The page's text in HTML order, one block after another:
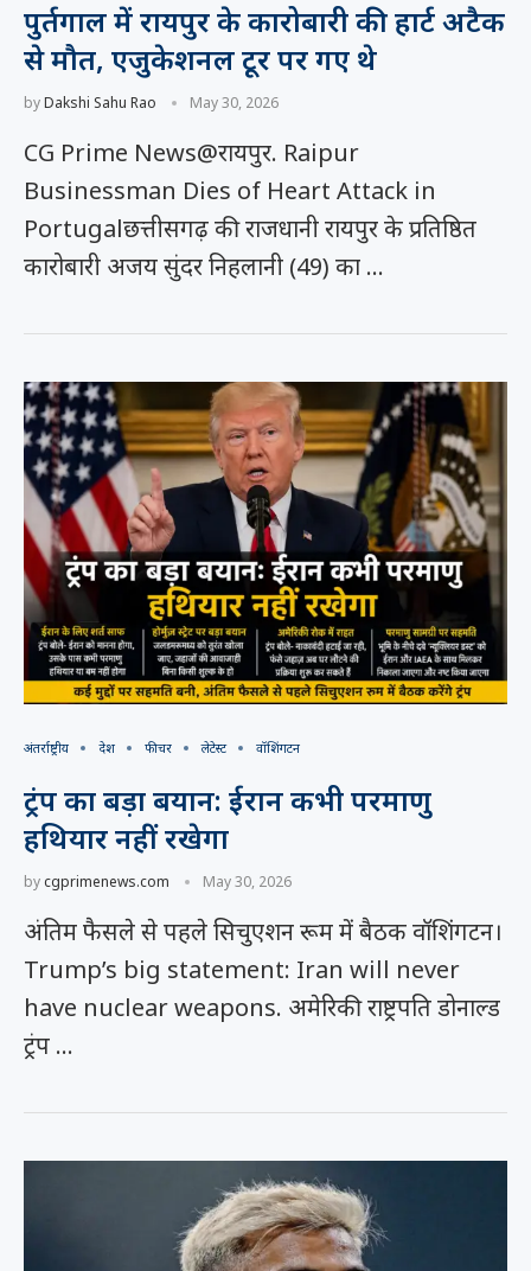
पुर्तगाल में रायपुर के कारोबारी की हार्ट अटैक
से मौत, एजुकेशनल टूर पर गए थे
byDakshi Sahu Rao May 30, 2026
CG Prime News@रायपुर. Raipur
Businessman Dies of Heart Attack in
Portugalछत्तीसगढ़ की राजधानी रायपुर के प्रतिष्ठित
कारोबारी अजय सुंदर निहलानी (49) का …
अंतर्राष्ट्रीय देश फीचर लेटेस्ट वॉशिंगटन
ट्रंप का बड़ा बयान: ईरान कभी परमाणु
हथियार नहीं रखेगा
bycgprimenews.com May 30, 2026
अंतिम फैसले से पहले सिचुएशन रूम में बैठक वॉशिंगटन।
Trump’s big statement: Iran will never
have nuclear weapons. अमेरिकी राष्ट्रपति डोनाल्ड
ट्रंप …